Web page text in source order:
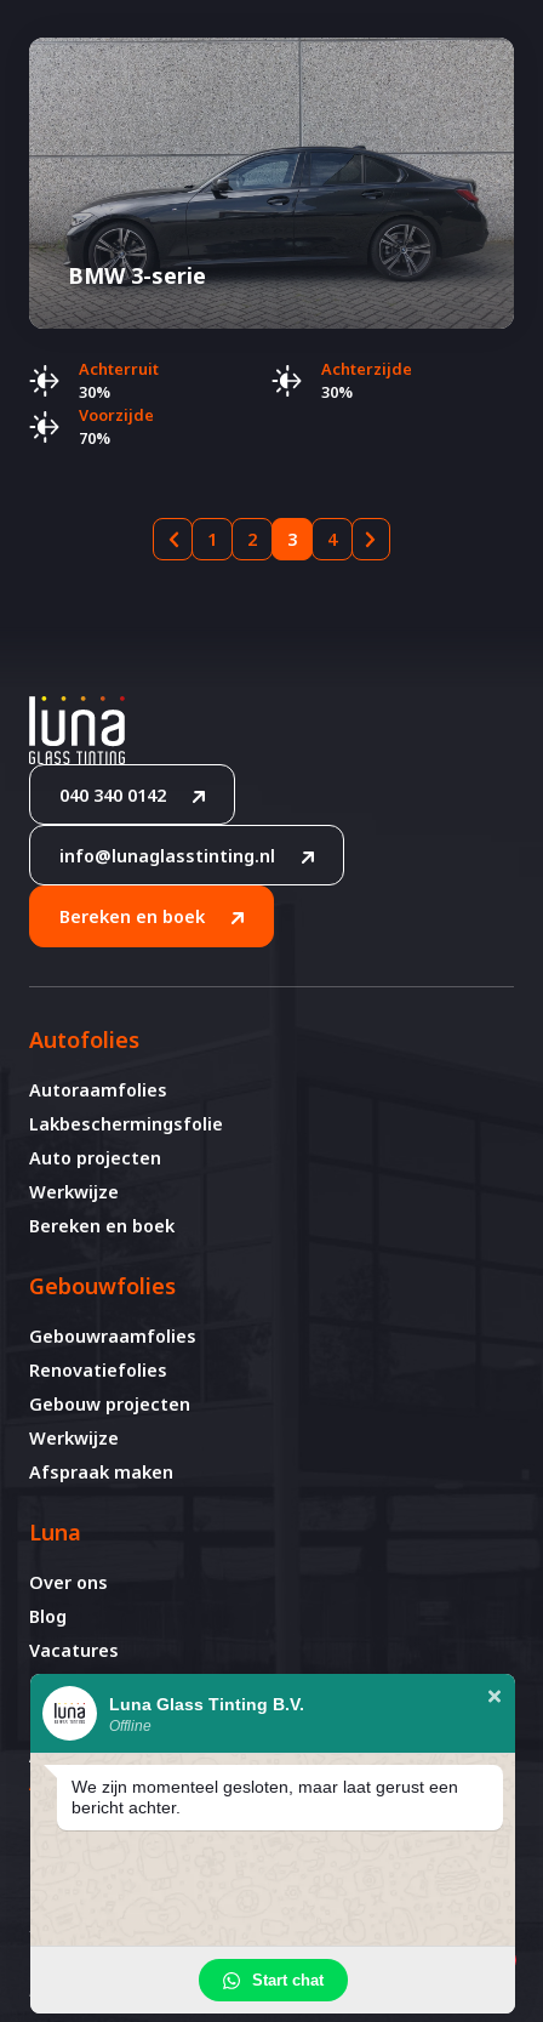
wij gesloten van 25 juli T/M 16
BMW 3-serie
Achterruit
30%
Achterzijde
30%
Voorzijde
70%
1 2 3 4
040 340 0142
info@lunaglasstinting.nl
Bereken en boek
Afspraak al gemaakt?
Avignonlaan 67
5627 GA Eindhoven
CookiebeleidCookievoorkeuren
Algemene Voorwaarden
Autofolies
Autoraamfolies
Lakbeschermingsfolie
Auto projecten
Werkwijze
Bereken en boek
Gebouwfolies
Gebouwraamfolies
Renovatiefolies
Gebouw projecten
Werkwijze
Afspraak maken
Luna
Over ons
Blog
Vacatures
Contact
Luna Glass Tinting B.V.
Offline
We zijn momenteel gesloten, maar laat gerust een
bericht achter.
Start chat